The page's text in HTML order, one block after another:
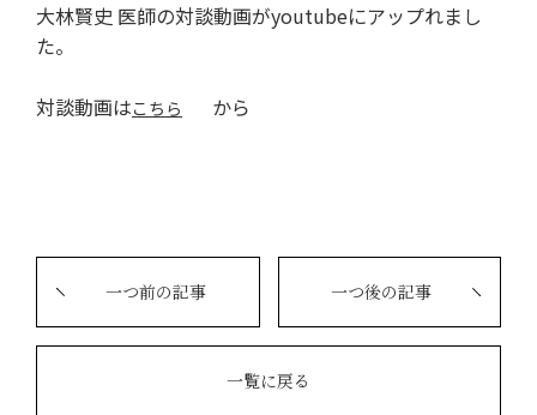
大林賢史 医師の対談動画がyoutubeにアップれまし
た。
対談動画はこちら から
一つ前の記事
一覧に戻る
一つ後の記事